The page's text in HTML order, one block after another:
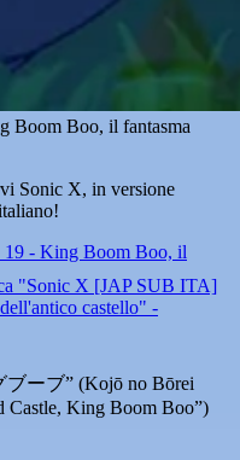
Boom Boo, il fantasma
Sonic X, in versione
- King Boom Boo, il
"Sonic X [JAP SUB ITA]
castello" -
ーブ” (Kojō no Bōrei
Castle, King Boom Boo”)